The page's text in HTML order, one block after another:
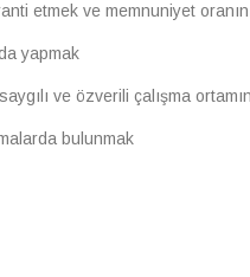
etmek ve memnuniyet
yapmak
ve özverili çalışma
bulunmak